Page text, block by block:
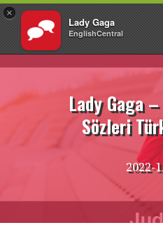
×
Lady Gaga
EnglishCentral
İçeriğe
atla
Lady Gaga
Sözleri
2022-